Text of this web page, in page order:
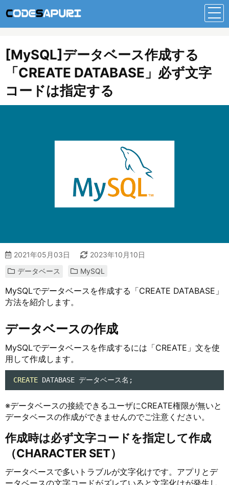
[MySQL]データベース作成する
「CREATE DATABASE」必ず文字
コードは指定する
2021年05月03日
2023年10月10日
データベース
MySQL
MySQLでデータベースを作成する「CREATE DATABASE」
方法を紹介します。
データベースの作成
MySQLでデータベースを作成するには「CREATE」文を使
用して作成します。
CREATE DATABASE データベース名;
※データベースの接続できるユーザにCREATE権限が無いと
データベースの作成ができませんのでご注意ください。
作成時は必ず文字コードを指定して作成
（CHARACTER SET）
データベースで多いトラブルが文字化けです。アプリとデ